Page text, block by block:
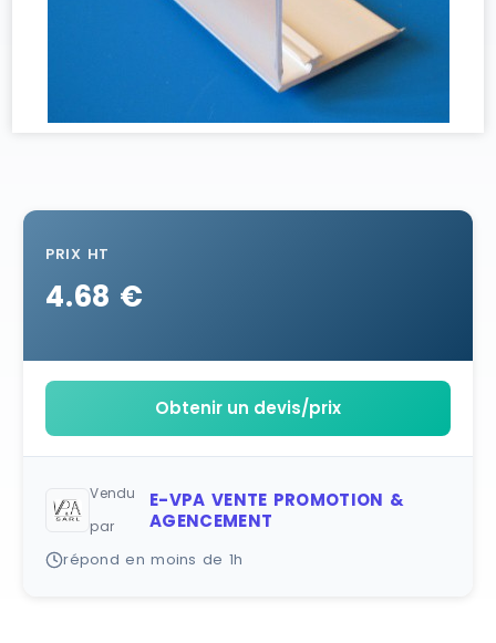
PRIX HT
4.68 €
Obtenir un devis/prix
Vendu
par
E-VPA VENTE PROMOTION &
AGENCEMENT
répond en moins de 1h